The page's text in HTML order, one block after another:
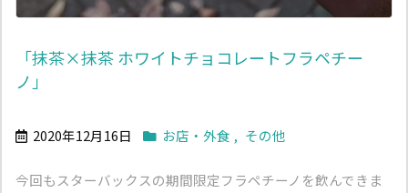
「抹茶×抹茶 ホワイトチョコレートフラペチー
ノ」
2020年12月16日 お店・外食 , その他
今回もスターバックスの期間限定フラペチーノを飲んできま